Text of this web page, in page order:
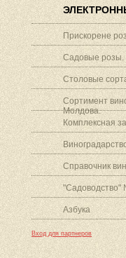
Прискорене
Садовые розы.
Столовые
Сортимент
Молдова.
Комплексная
Справочник
"Садоводство"
Азбука
Вход для партнеров